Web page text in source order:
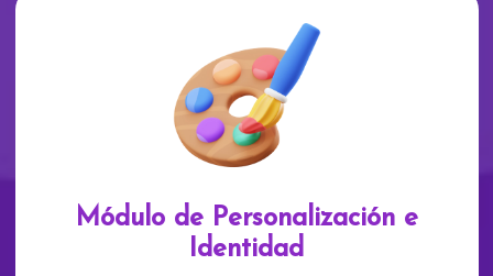
Módulo de Personalización e
Identidad